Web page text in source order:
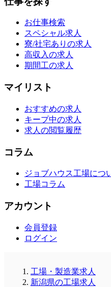
お仕事検索
スペシャル求人
寮/社宅ありの求人
高収入の求人
期間工の求人
マイリスト
おすすめの求人
キープ中の求人
求人の閲覧履歴
コラム
ジョブハウス工場につ
工場コラム
アカウント
会員登録
ログイン
工場・製造業求人
新潟県の工場求人